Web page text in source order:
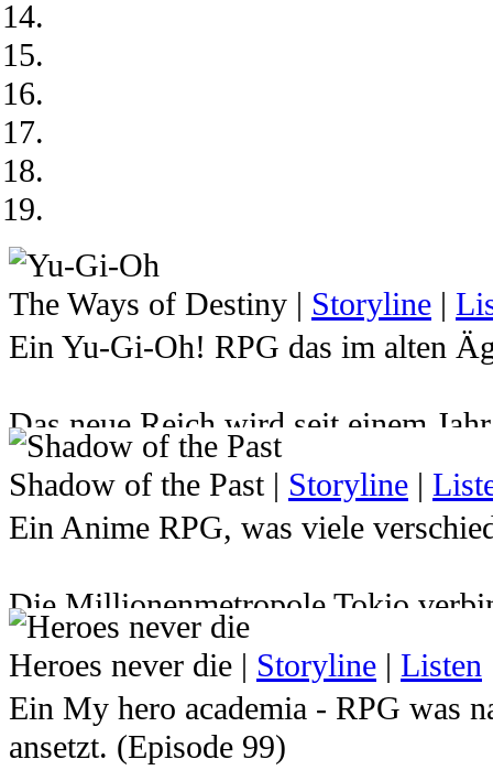
The Ways of Destiny | Storyline |
Ein Yu-Gi-Oh! RPG das im alten
Das neue Reich wird seit einem
Atemu den Herrscher über das
hat. Dadurch wurde der junge
Milleniumspuzzles gesperrt und
Jahren von Atemu verabschieden
ewigen Ruhe gerissen um die Welt
braucht er seine Freunde, die ihm
wird er auch einige überraschende
Kommst du nach Ägypten und
Shadow of the Past| Storyline |
Ein Anime RPG, was viele
Die Millionenmetropole Tokio
kurzem vielleicht noch gar nichts
herrschen wie die Gerechtigkeit in
Straßennetzen. Immer in stetem
Diebe, Schüler, Detektive,
Heroes never die | Storyline | Listen
Ein My hero academia - RPG was
ansetzt. (Episode 99)